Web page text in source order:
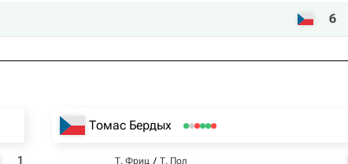
6
1
Томас Бердых
Т. Фриц Т. Пол